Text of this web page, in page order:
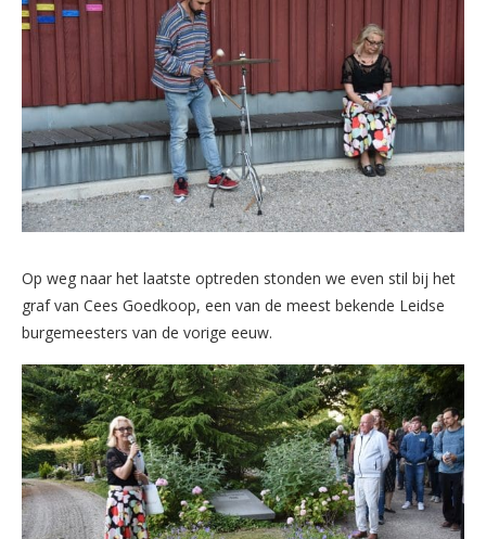
Op weg naar het laatste optreden stonden we even stil bij het
graf van Cees Goedkoop, een van de meest bekende Leidse
burgemeesters van de vorige eeuw.